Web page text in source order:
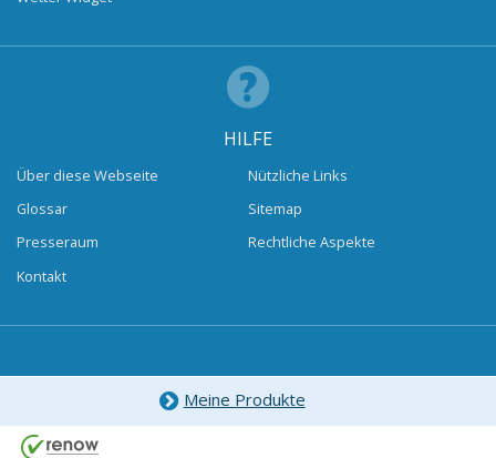
HILFE
Über diese Webseite
Glossar
Presseraum
Kontakt
Nützliche Links
Sitemap
Rechtliche Aspekte
Meine Produkte